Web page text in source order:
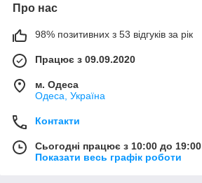
Про нас
98% позитивних з 53 відгуків за рік
Працює з 09.09.2020
м. Одеса
Одеса, Україна
Контакти
Сьогодні працює з 10:00 до 19:00
Показати весь графік роботи